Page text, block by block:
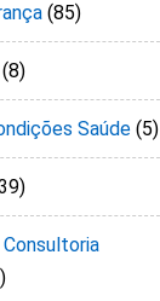
(85)
(8)
Saúde (5)
Consultoria